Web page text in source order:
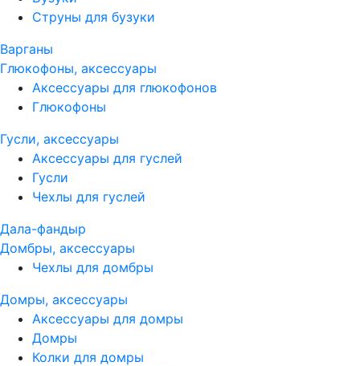
Струны для бузуки
Варганы
Глюкофоны, аксессуары
Аксессуары для глюкофонов
Глюкофоны
Гусли, аксессуары
Аксессуары для гуслей
Гусли
Чехлы для гуслей
Дала-фандыр
Домбры, аксессуары
Чехлы для домбры
Домры, аксессуары
Аксессуары для домры
Домры
Колки для домры